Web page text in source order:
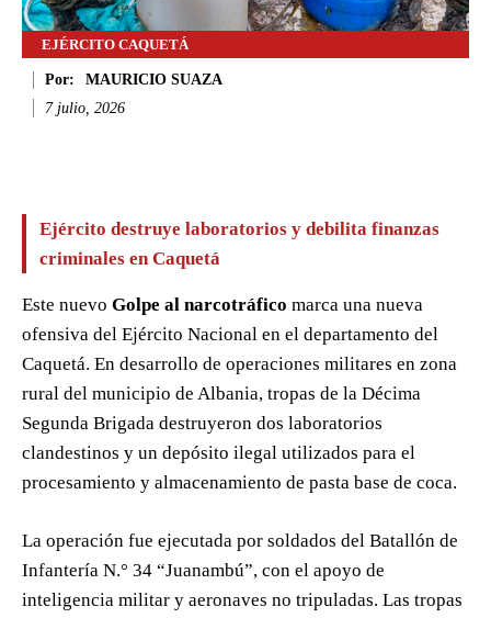
EJÉRCITO CAQUETÁ
Por:
MAURICIO SUAZA
7 julio, 2026
Ejército destruye laboratorios y debilita finanzas
criminales en Caquetá
Este nuevo Golpe al narcotráfico marca una nueva
ofensiva del Ejército Nacional en el departamento del
Caquetá. En desarrollo de operaciones militares en zona
rural del municipio de Albania, tropas de la Décima
Segunda Brigada destruyeron dos laboratorios
clandestinos y un depósito ilegal utilizados para el
procesamiento y almacenamiento de pasta base de coca.
La operación fue ejecutada por soldados del Batallón de
Infantería N.° 34 “Juanambú”, con el apoyo de
inteligencia militar y aeronaves no tripuladas. Las tropas